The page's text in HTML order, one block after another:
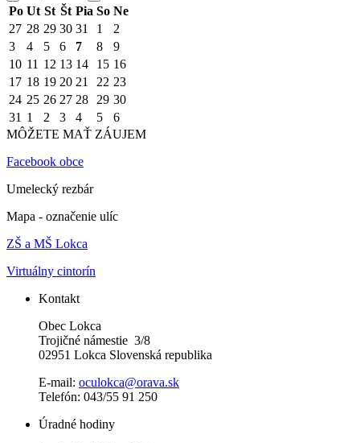
Po Ut St Št Pia So Ne
27 28 29 30 31 1
2
3
4 5 6 7 8
9
10 11 12 13 14 15 16
17 18 19 20 21 22 23
24 25 26 27 28 29 30
31 1 2 3 4 5
6
MÔŽETE MAŤ ZÁUJEM
Facebook obce
Umelecký rezbár
Mapa - označenie ulíc
ZŠ a MŠ Lokca
Virtuálny cintorín
Kontakt
Obec Lokca
Trojičné námestie 3/8
02951 Lokca Slovenská republika
E-mail: oculokca@orava.sk
Telefón: 043/55 91 250
Úradné hodiny